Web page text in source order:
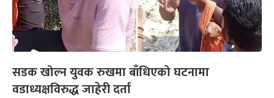
सडक खोल्न युवक रुखमा बाँधिएको घटनामा
वडाध्यक्षविरुद्ध जाहेरी दर्ता